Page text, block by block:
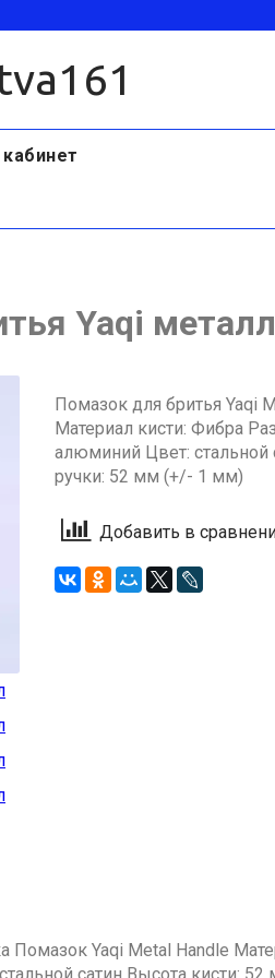
Yaqi
Помазок для бритья Yaqi
Материал кисти: Фибра
алюминий Цвет:
ручки: 52 мм (+/- 1 мм)
Добавить в
Помазок Yaqi Metal Handle